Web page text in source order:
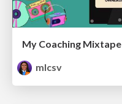
My Coaching Mixtape
mlcsv